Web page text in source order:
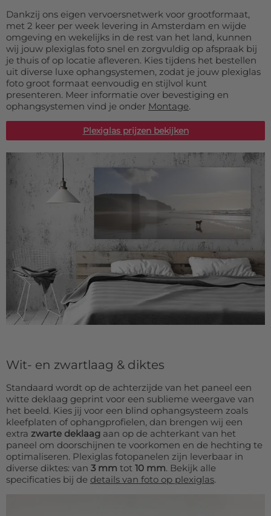
Dankzij ons eigen vervoersnetwerk voor grootformaat,
met 2 keer per week levering in Amsterdam en wijde
omgeving en wekelijks in de rest van het land, kunnen
wij jouw plexiglas foto snel en zorgvuldig op afspraak bij
je thuis of op locatie afleveren. Kies tijdens het bestellen
uit diverse luxe ophangsystemen, zodat je jouw plexiglas
foto groot formaat eenvoudig en stijlvol kunt
presenteren. Meer informatie over bevestiging en
ophangsystemen vind je onder Montage.
Plexiglas prijzen bekijken
Wit- en zwartlaag & diktes
Standaard wordt op de achterzijde van het paneel een
witte deklaag geprint voor een sublieme weergave van
het beeld. Kies jij voor een blind ophangsysteem zoals
kleefplaten of ophangprofielen, dan brengen wij een
extra zwarte deklaag aan op de achterkant van het
paneel om doorschijnen te voorkomen en de hechting te
optimaliseren. Plexiglas fotopanelen zijn leverbaar in
diverse diktes: van 3 mm tot 10 mm. Bekijk alle
specificaties bij de details van foto op plexiglas.